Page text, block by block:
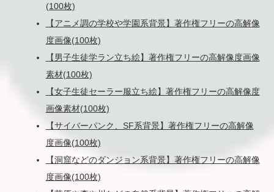
(100枚)
【アニメ調の学校や学園系背景】著作権フリーの高解像
度画像(100枚)
【男子生徒学ラン立ち絵】著作権フリーの高解像度画像
素材(100枚)
【女子生徒セーラー服立ち絵】著作権フリーの高解像度
画像素材(100枚)
【サイバーパンク、SF系背景】著作権フリーの高解像
度画像(100枚)
【洞窟などのダンジョン系背景】著作権フリーの高解像
度画像(100枚)